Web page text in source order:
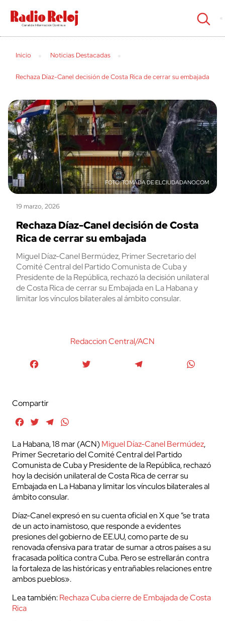
cerrar
Inicio Noticias Destacadas
Rechaza Díaz-Canel decisión de Costa Rica de cerrar su embajada
TOMADA DE ELCIUDADANO.COM
19 marzo, 2026
Rechaza Díaz-Canel decisión de Costa
Rica de cerrar su embajada
Miguel Díaz-Canel Bermúdez, Primer Secretario del
Comité Central del Partido Comunista de Cuba y
Presidente de la República, rechazó la decisión unilateral
de Costa Rica de cerrar su Embajada en La Habana y
limitar los vínculos bilaterales al ámbito consular.
Redaccion Central/ACN
Compartir
FacebookTwitterTelegram
La Habana, 18 mar (ACN)Miguel Díaz-Canel Bermúdez,
Primer Secretario del Comité Central del Partido
Comunista de Cuba y Presidente de la República, rechazó
hoy la decisión unilateral de Costa Rica de cerrar su
Embajada en La Habana y limitar los vínculos bilaterales al
ámbito consular.
Díaz-Canel expresó en su cuenta oficial en X que “se trata
de un acto inamistoso, que responde a evidentes
presiones del gobierno de EE.UU, como parte de su
renovada ofensiva para tratar de sumar a otros países a su
fracasada política contra Cuba. Pero se estrellarán contra
la fortaleza de las históricas y entrañables relaciones entre
ambos pueblos».
Lea también:Rechaza Cuba cierre de Embajada de Costa
Rica